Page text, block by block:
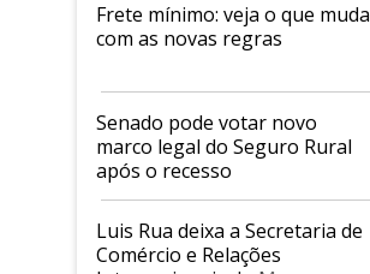
Frete mínimo: veja o que muda
com as novas regras
Senado pode votar novo
marco legal do Seguro Rural
após o recesso
Luis Rua deixa a Secretaria de
Comércio e Relações